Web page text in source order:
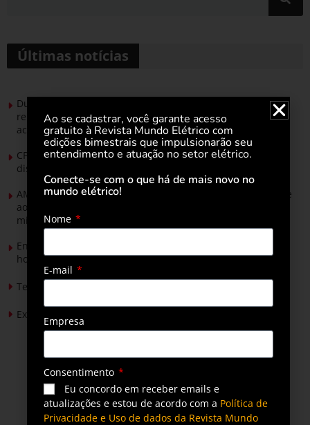
Últimas notícias
Durante esforço concentrado do Congresso, setor de
renováveis apresenta no Senado Federal pautas para
acelerar transição energética
CPFL Energia e TIM se unem para criar a rede de
distribuição do futuro com tecnologia privativa
AMIG Brasil convida pré-candidatos ao Governo de Minas e
ao Senado para discutir propostas para os municípios
mineradores e afetados
Energia solar permitirá ampliar em 25% a produção de
hortaliças em projeto social no Tocantins
Tendências de Iluminação em 2026
Expansão da energia solar no Brasil
Ao se cadastrar, você garante acesso
gratuito à Revista Mundo Elétrico com
edições bimestrais que impulsionarão seu
entendimento e atuação no setor elétrico.
Conecte-se com o que há de mais novo no
mundo elétrico!
Nome
E-mail
Empresa
Consentimento
Eu concordo em receber emails e
atualizações e estou de acordo com a Política de
Privacidade e Uso de dados da Revista Mundo